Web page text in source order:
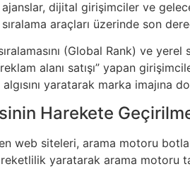
dijital girişimciler ve
araçları üzerinde son
(Global Rank) ve yerel
alanı satışı” yapan
yaratarak marka imajına
Harekete
web siteleri, arama motoru
yaratarak arama motoru